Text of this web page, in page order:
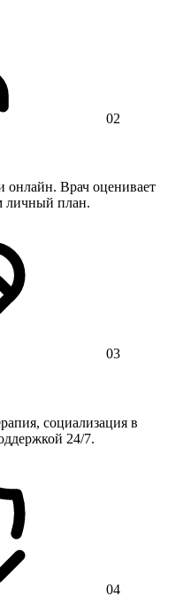
02
онлайн. Врач оценивает
личный план.
03
социализация в
24/7.
04